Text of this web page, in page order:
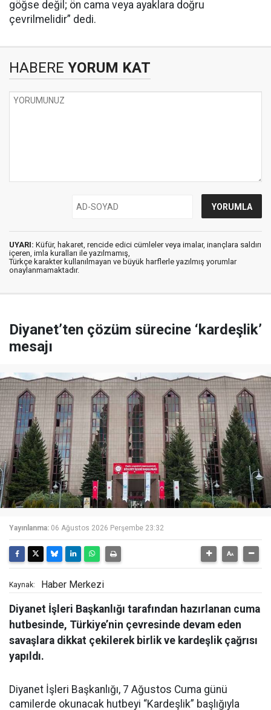
göğse değil; ön cama veya ayaklara doğru
çevrilmelidir” dedi.
HABERE YORUM KAT
UYARI: Küfür, hakaret, rencide edici cümleler veya imalar, inançlara saldırı
içeren, imla kuralları ile yazılmamış,
Türkçe karakter kullanılmayan ve büyük harflerle yazılmış yorumlar
onaylanmamaktadır.
Diyanet’ten çözüm sürecine ‘kardeşlik’
mesajı
Yayınlanma: 06 Ağustos 2026 Perşembe 23:32
Kaynak: Haber Merkezi
Diyanet İşleri Başkanlığı tarafından hazırlanan cuma
hutbesinde, Türkiye’nin çevresinde devam eden
savaşlara dikkat çekilerek birlik ve kardeşlik çağrısı
yapıldı.
Diyanet İşleri Başkanlığı, 7 Ağustos Cuma günü
camilerde okunacak hutbeyi “Kardeşlik” başlığıyla